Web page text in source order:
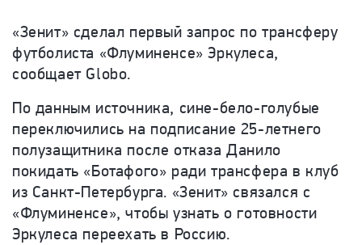
«Зенит» сделал первый запрос по трансферу
футболиста «Флуминенсе» Эркулеса,
сообщает Globo.
По данным источника, сине-бело-голубые
переключились на подписание 25-летнего
полузащитника после отказа Данило
покидать «Ботафого» ради трансфера в клуб
из Санкт-Петербурга. «Зенит» связался с
«Флуминенсе», чтобы узнать о готовности
Эркулеса переехать в Россию.